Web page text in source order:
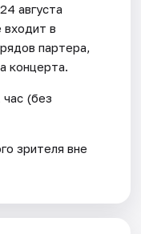
августа
входит в
партера,
концерта.
(без
зрителя вне